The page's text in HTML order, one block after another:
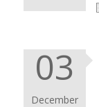
03
December